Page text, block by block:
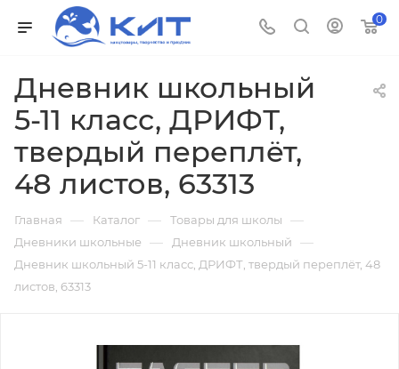
0
Дневник школьный
5-11 класс, ДРИФТ,
твердый переплёт,
48 листов, 63313
Главная — Каталог — Товары для школы —
Дневники школьные — Дневник школьный —
Дневник школьный 5-11 класс, ДРИФТ, твердый переплёт, 48
листов, 63313